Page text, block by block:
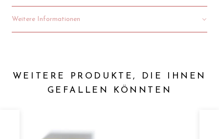
Weitere Informationen
WEITERE PRODUKTE, DIE IHNEN
GEFALLEN KÖNNTEN